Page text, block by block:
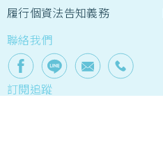
履行個資法告知義務
聯絡我們
訂閱追蹤